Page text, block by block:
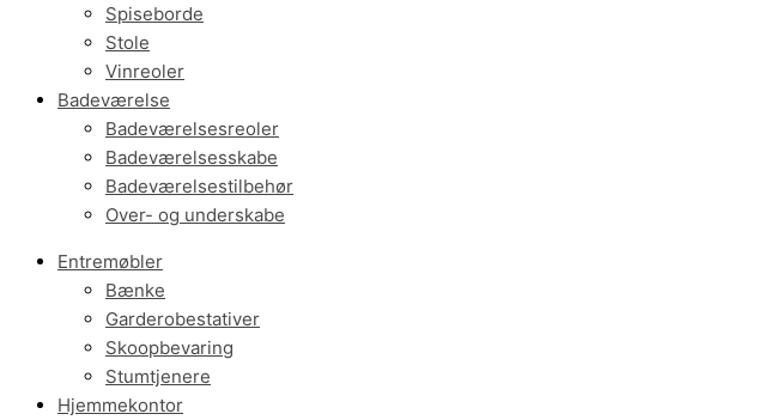
Spiseborde
Stole
Vinreoler
Badeværelse
Badeværelsesreoler
Badeværelsesskabe
Badeværelsestilbehør
Over- og underskabe
Entremøbler
Bænke
Garderobestativer
Skoopbevaring
Stumtjenere
Hjemmekontor